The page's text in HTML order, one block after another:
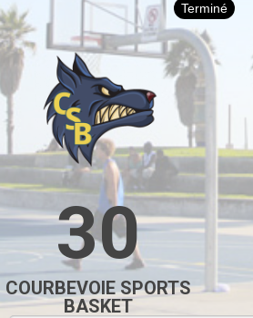
Terminé
30
COURBEVOIE SPORTS
BASKET